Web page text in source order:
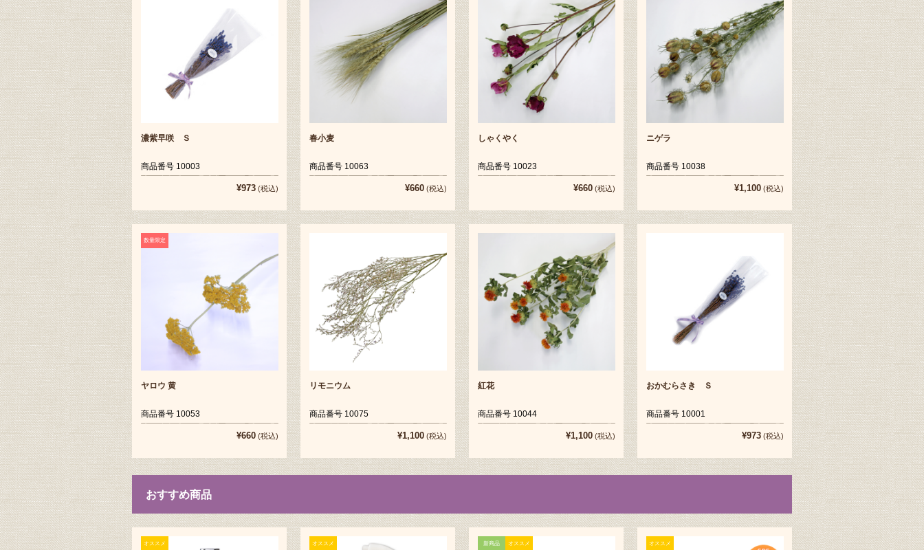
濃紫早咲 Ｓ
商品番号 10003
¥973 (税込)
春小麦
商品番号 10063
¥660 (税込)
しゃくやく
商品番号 10023
¥660 (税込)
ニゲラ
商品番号 10038
¥1,100 (税込)
数量限定
ヤロウ 黄
商品番号 10053
¥660 (税込)
リモニウム
商品番号 10075
¥1,100 (税込)
紅花
商品番号 10044
¥1,100 (税込)
おかむらさき Ｓ
商品番号 10001
¥973 (税込)
おすすめ商品
オススメ オススメ 新商品 オススメ オススメ